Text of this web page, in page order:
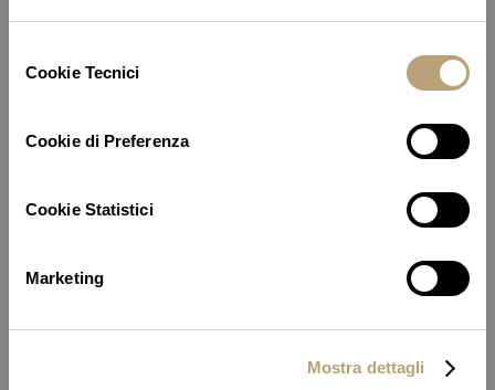
delCookie Tecnici
Cookie di Preferenza
Cookie Statistici
Marketing
Mostra dettagli